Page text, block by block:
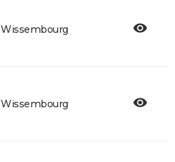
Wissembourg
Wissembourg